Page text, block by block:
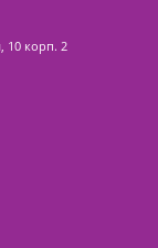
10 корп. 2